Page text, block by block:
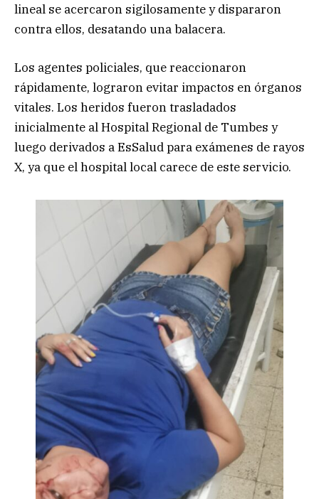
lineal se acercaron sigilosamente y dispararon
contra ellos, desatando una balacera.
Los agentes policiales, que reaccionaron
rápidamente, lograron evitar impactos en órganos
vitales. Los heridos fueron trasladados
inicialmente al Hospital Regional de Tumbes y
luego derivados a EsSalud para exámenes de rayos
X, ya que el hospital local carece de este servicio.